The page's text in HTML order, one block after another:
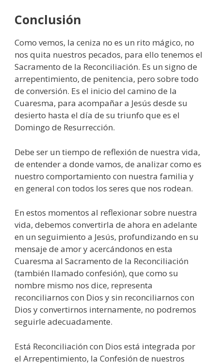
Conclusión
Como vemos, la ceniza no es un rito mágico, no
nos quita nuestros pecados, para ello tenemos el
Sacramento de la Reconciliación. Es un signo de
arrepentimiento, de penitencia, pero sobre todo
de conversión. Es el inicio del camino de la
Cuaresma, para acompañar a Jesús desde su
desierto hasta el día de su triunfo que es el
Domingo de Resurrección.
Debe ser un tiempo de reflexión de nuestra vida,
de entender a donde vamos, de analizar como es
nuestro comportamiento con nuestra familia y
en general con todos los seres que nos rodean.
En estos momentos al reflexionar sobre nuestra
vida, debemos convertirla de ahora en adelante
en un seguimiento a Jesús, profundizando en su
mensaje de amor y acercándonos en esta
Cuaresma al Sacramento de la Reconciliación
(también llamado confesión), que como su
nombre mismo nos dice, representa
reconciliarnos con Dios y sin reconciliarnos con
Dios y convertirnos internamente, no podremos
seguirle adecuadamente.
Está Reconciliación con Dios está integrada por
el Arrepentimiento, la Confesión de nuestros